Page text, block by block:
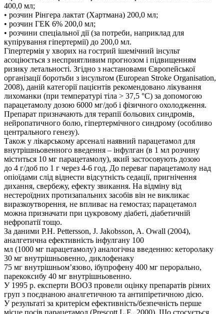
400,0 мл;
• розчин Рінгера лактат (Хартмана) 200,0 мл;
• розчин ГЕК 6% 200,0 мл;
• розчини спеціальної дії (за потреби, наприклад для
купірування гіпертермії) до 200,0 мл.
Гіпертермія у хворих на гострий ішемічний інсульт
асоціюється з несприятливим прогнозом і підвищенням
ризику летальності. Згідно з настановами Європейської
організації боротьби з інсультом (European Stroke Organisation,
2008), даній категорії пацієнтів рекомендовано лікування
лихоманки (при температурі тіла > 37,5 °С) за допомогою
парацетамолу дозою 6000 мг/доб і фізичного охолодження.
Препарат призначають для терапії больових синдромів,
нейропатичного болю, гіпертермічного синдрому (особливо
центрального генезу).
Також у лікарському арсеналі наявний парацетамол для
внутрішньовенного введення – інфулган (в 1 мл розчину
міститься 10 мг парацетамолу), який застосовують дозою
до 4 г/доб по 1 г через 4-6 год. До переваг парацетамолу над
опіоїдами слід віднести відсутність седації, пригнічення
дихання, свербежу, ефекту звикання. На відміну від
нестероїдних протизапальних засобів він не викликає
виразкоутворення, не впливає на гемостаз; парацетамол
можна призначати при цукровому діабеті, діабетичній
нефропатії тощо.
За даними P.H. Pettersson, J. Jakobsson, A. Owall (2004),
аналгетична ефективність інфулгану 100
мл (1000 мг парацетамолу) аналогічна введенню: кеторолаку
30 мг внутрішньовенно, диклофенаку
75 мг внутрішньом’язово, ібупрофену 400 мг перорально,
парекоксибу 40 мг внутрішньовенно.
У 1995 р. експерти ВООЗ провели оцінку препаратів різних
груп з поєднаною аналгетичною та антипіретичною дією.
У результаті за критерієм ефективність/безпечність перше
місце посів парацетамол (Prescott L.F., 2000). Що стосується